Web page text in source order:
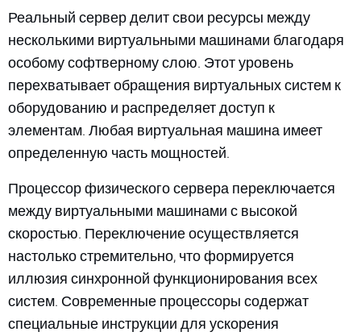
Реальный сервер делит свои ресурсы между
несколькими виртуальными машинами благодаря
особому софтверному слою. Этот уровень
перехватывает обращения виртуальных систем к
оборудованию и распределяет доступ к
элементам. Любая виртуальная машина имеет
определенную часть мощностей.
Процессор физического сервера переключается
между виртуальными машинами с высокой
скоростью. Переключение осуществляется
настолько стремительно, что формируется
иллюзия синхронной функционирования всех
систем. Современные процессоры содержат
специальные инструкции для ускорения